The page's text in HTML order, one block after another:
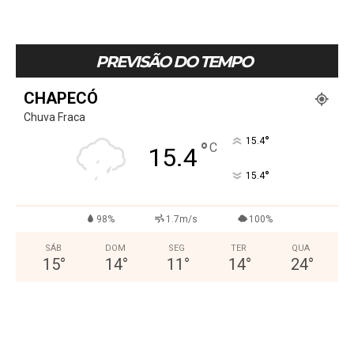
PREVISÃO DO TEMPO
CHAPECÓ
Chuva Fraca
15.4°C 15.4°
15.4°
98% 1.7m/s 100%
SÁB
15°
DOM
14°
SEG
11 °
TER
14°
QUA
24°